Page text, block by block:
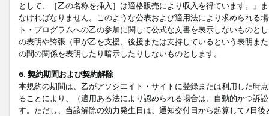
として、［乙の名称を挿入］は適格販売により収入を得ています。」
なければなりません。このような公表および適用法により求められる
ト・プログラムへの乙の参加に関して公式な文書を表示しないもの
の表明や誇張（甲が乙を支援、後援または支持しているという表明ま
の間の関係を表明したり暗示したりしないものとします。
6. 契約期間および契約解除
本規約の期間は、乙がアソシエイト・サイトに登録または利用した時
ることにより、（適用ある法により認められる場合は、自動的かつ訴
す。ただし、当該解除の効力発生日は、通知交付日から起算して7日